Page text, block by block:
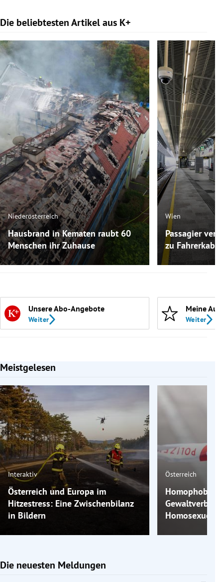
Die beliebtesten Artikel aus K+
Slide 1 von 9
Niederösterreich
Hausbrand in Kematen raubt 60
Menschen ihr Zuhause
Wien
Passagier
zu
Unsere Abo-Angebote
Weiter
Meine
Weiter
Meistgelesen
Slide 1 von 7
Interaktiv
Österreich und Europa im
Hitzestress: Eine Zwischenbilanz
in Bildern
Österreich
Homophobe
Die neuesten Meldungen